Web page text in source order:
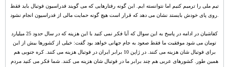
تیم ملی را ترمیم کنیم اما نتوانسته ایم. این گونه رفتارهایی که می گویند فدراسیون فوتبال باید فقط
کفاشیان در ادامه در پاسخ به این سوال که آیا فکر نمی کنید با این هزینه که در سال حدود 25 میلیارد
تومان می شود موفقیت ما فقط صعود به جام جهانی خواهد بود گفت: خیلی از کشورها بیش از این
برای فوتبال شان هزینه می کنند. در ژاپن 10 برابر ایران در فوتبال هزینه می کنند. کره جنوبی هم
همین طور. کشورهای عربی هم چند برابر ما در فوتبال شان هزینه می کنند. شما فکر می کنید مردم